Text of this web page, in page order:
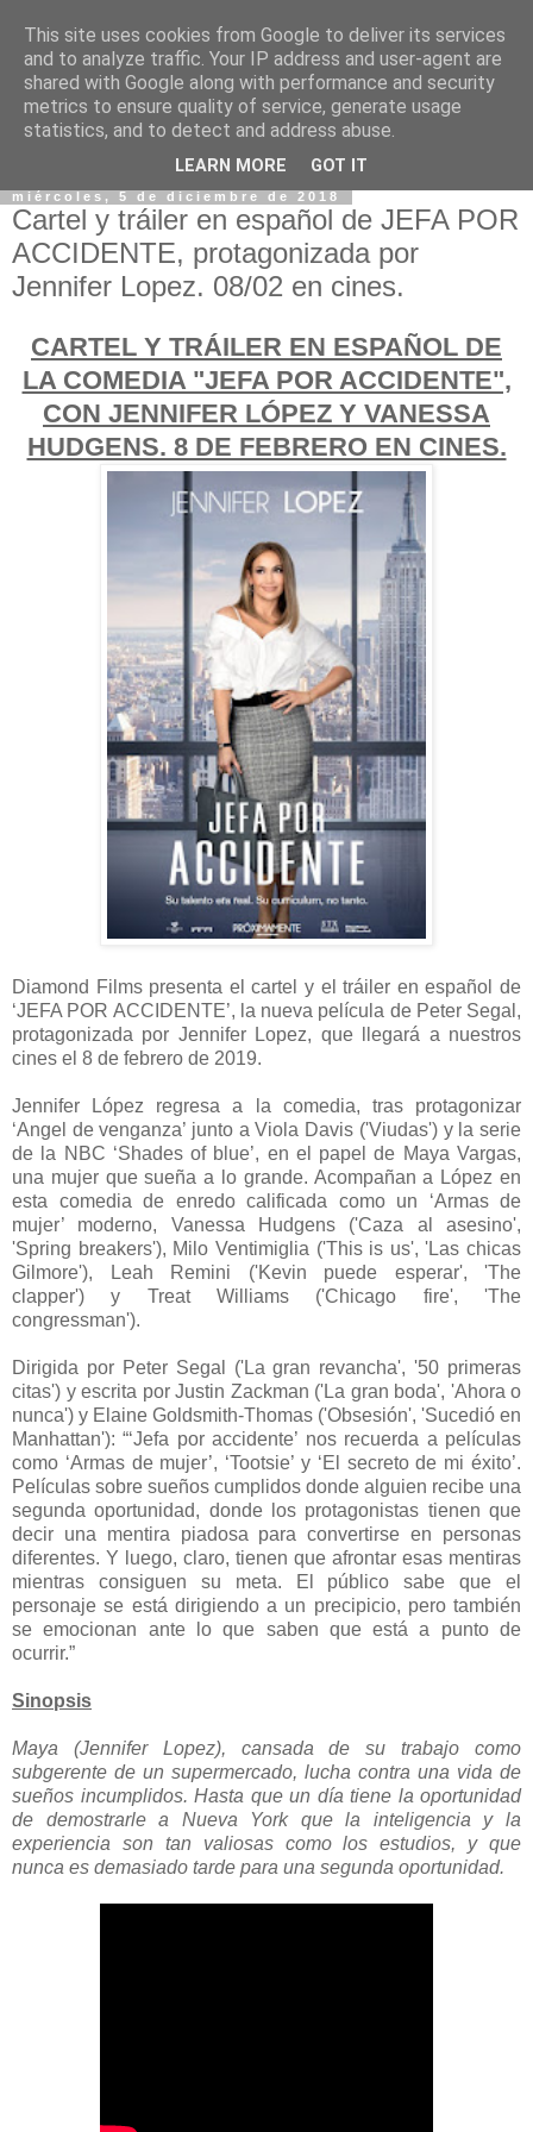
miércoles, 5 de diciembre de 2018
Cartel y tráiler en español de JEFA POR
ACCIDENTE, protagonizada por
Jennifer Lopez. 08/02 en cines.
CARTEL Y TRÁILER EN ESPAÑOL DE
LA COMEDIA "JEFA POR ACCIDENTE",
CON JENNIFER LÓPEZ Y VANESSA
HUDGENS. 8 DE FEBRERO EN CINES.
Diamond Films presenta el cartel y el tráiler en español de
‘JEFA POR ACCIDENTE’, la nueva película de Peter Segal,
protagonizada por Jennifer Lopez, que llegará a nuestros
cines el 8 de febrero de 2019.
Jennifer López regresa a la comedia, tras protagonizar
‘Angel de venganza’ junto a Viola Davis ('Viudas') y la serie
de la NBC ‘Shades of blue’, en el papel de Maya Vargas,
una mujer que sueña a lo grande. Acompañan a López en
esta comedia de enredo calificada como un ‘Armas de
mujer’ moderno, Vanessa Hudgens ('Caza al asesino',
'Spring breakers'), Milo Ventimiglia ('This is us', 'Las chicas
Gilmore'), Leah Remini ('Kevin puede esperar', 'The
clapper') y Treat Williams ('Chicago fire', 'The
congressman').
Dirigida por Peter Segal ('La gran revancha', '50 primeras
citas') y escrita por Justin Zackman ('La gran boda', 'Ahora o
nunca') y Elaine Goldsmith-Thomas ('Obsesión', 'Sucedió en
Manhattan'): “‘Jefa por accidente’ nos recuerda a películas
como ‘Armas de mujer’, ‘Tootsie’ y ‘El secreto de mi éxito’.
Películas sobre sueños cumplidos donde alguien recibe una
segunda oportunidad, donde los protagonistas tienen que
decir una mentira piadosa para convertirse en personas
diferentes. Y luego, claro, tienen que afrontar esas mentiras
mientras consiguen su meta. El público sabe que el
personaje se está dirigiendo a un precipicio, pero también
se emocionan ante lo que saben que está a punto de
ocurrir.”
Sinopsis
Maya (Jennifer Lopez), cansada de su trabajo como
subgerente de un supermercado, lucha contra una vida de
sueños incumplidos. Hasta que un día tiene la oportunidad
de demostrarle a Nueva York que la inteligencia y la
experiencia son tan valiosas como los estudios, y que
nunca es demasiado tarde para una segunda oportunidad.
This site uses cookies from Google to deliver its services
and to analyze traffic. Your IP address and user-agent are
shared with Google along with performance and security
metrics to ensure quality of service, generate usage
statistics, and to detect and address abuse.
LEARN MORE GOT IT